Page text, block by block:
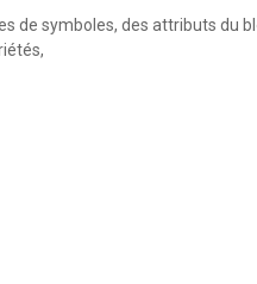
de symboles, des attributs du